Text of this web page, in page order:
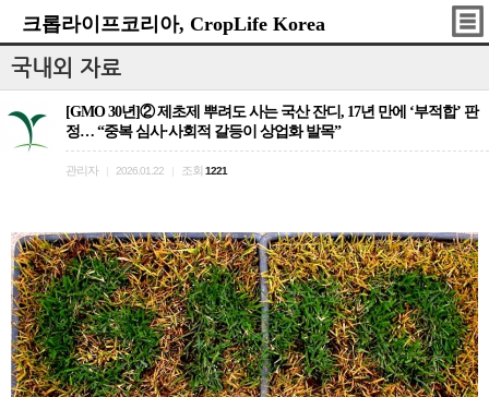
크롭라이프코리아, CropLife Korea
국내외 자료
[GMO 30년]② 제초제 뿌려도 사는 국산 잔디, 17년 만에 ‘부적합’ 판
정… “중복 심사·사회적 갈등이 상업화 발목”
관리자 2026.01.22 조회 1221